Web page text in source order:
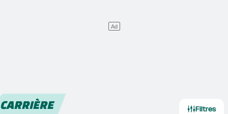
CARRIÈRE Filtres